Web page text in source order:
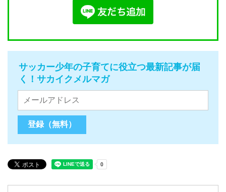
サッカー少年の子育てに役立つ最新記事が届
く！サカイクメルマガ